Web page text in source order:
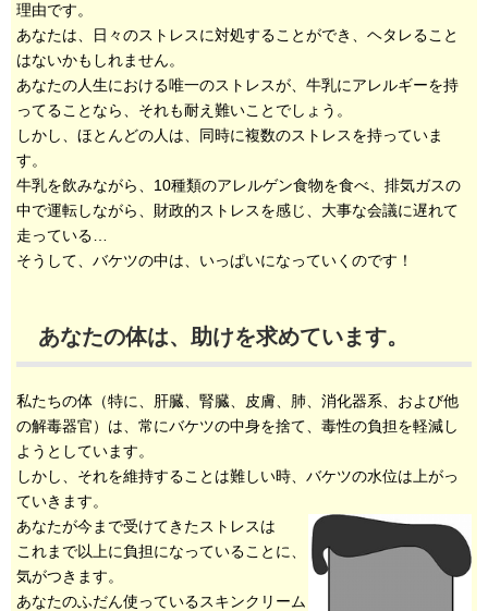
理由です。
あなたは、日々のストレスに対処することができ、ヘタレること
はないかもしれません。
あなたの人生における唯一のストレスが、牛乳にアレルギーを持
ってることなら、それも耐え難いことでしょう。
しかし、ほとんどの人は、同時に複数のストレスを持っていま
す。
牛乳を飲みながら、10種類のアレルゲン食物を食べ、排気ガスの
中で運転しながら、財政的ストレスを感じ、大事な会議に遅れて
走っている…
そうして、バケツの中は、いっぱいになっていくのです！
あなたの体は、助けを求めています。
私たちの体（特に、肝臓、腎臓、皮膚、肺、消化器系、および他
の解毒器官）は、常にバケツの中身を捨て、毒性の負担を軽減し
ようとしています。
しかし、それを維持することは難しい時、バケツの水位は上がっ
ていきます。
あなたが今まで受けてきたストレスは
これまで以上に負担になっていることに、
気がつきます。
あなたのふだん使っているスキンクリーム